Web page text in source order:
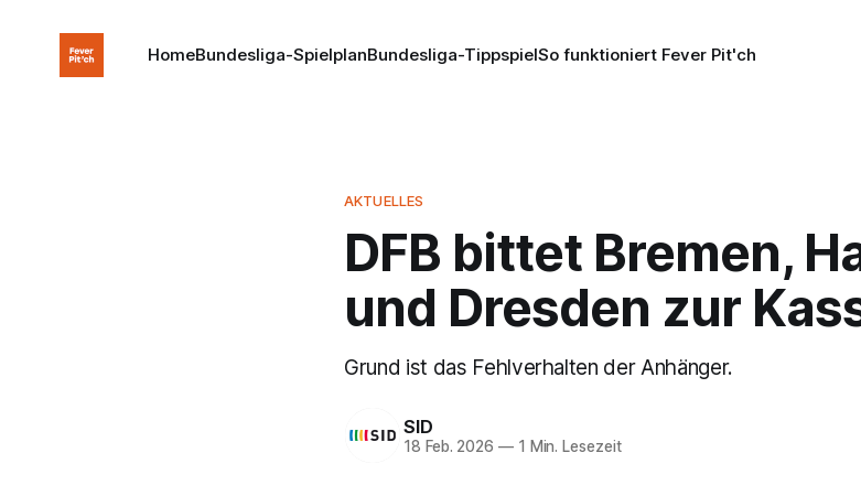
HomeBundesliga-SpielplanBundesliga-TippspielSo funktioniert Fever Pit'ch
AKTUELLES
DFB bittet Bremen,
und Dresden zur
Grund ist das Fehlverhalten der Anhänger.
SID
18 Feb. 2026 —1 Min. Lesezeit